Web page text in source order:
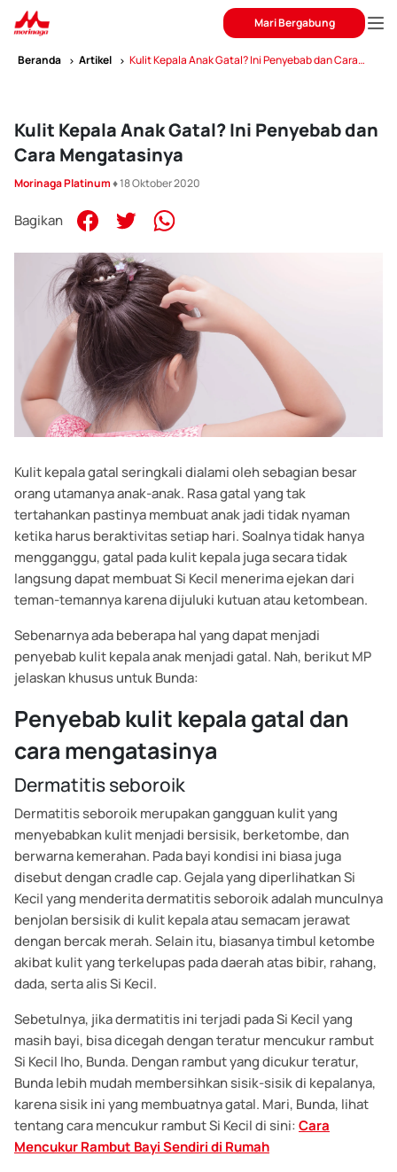
Mari Bergabung
Beranda Artikel
Kulit Kepala Anak Gatal? Ini Penyebab dan Cara
Kulit Kepala Anak Gatal? Ini Penyebab dan
Cara Mengatasinya
Morinaga Platinum♦ 18 Oktober 2020
Bagikan
Kulit kepala gatal seringkali dialami oleh sebagian besar
orang utamanya anak-anak. Rasa gatal yang tak
tertahankan pastinya membuat anak jadi tidak nyaman
ketika harus beraktivitas setiap hari. Soalnya tidak hanya
mengganggu, gatal pada kulit kepala juga secara tidak
langsung dapat membuat Si Kecil menerima ejekan dari
teman-temannya karena dijuluki kutuan atau ketombean.
Sebenarnya ada beberapa hal yang dapat menjadi
penyebab kulit kepala anak menjadi gatal. Nah, berikut MP
jelaskan khusus untuk Bunda:
Penyebab kulit kepala gatal dan
cara mengatasinya
Dermatitis seboroik
Dermatitis seboroik merupakan gangguan kulit yang
menyebabkan kulit menjadi bersisik, berketombe, dan
berwarna kemerahan. Pada bayi kondisi ini biasa juga
disebut dengan cradle cap. Gejala yang diperlihatkan Si
Kecil yang menderita dermatitis seboroik adalah munculnya
benjolan bersisik di kulit kepala atau semacam jerawat
dengan bercak merah. Selain itu, biasanya timbul ketombe
akibat kulit yang terkelupas pada daerah atas bibir, rahang,
dada, serta alis Si Kecil.
Sebetulnya, jika dermatitis ini terjadi pada Si Kecil yang
masih bayi, bisa dicegah dengan teratur mencukur rambut
Si Kecil lho, Bunda. Dengan rambut yang dicukur teratur,
Bunda lebih mudah membersihkan sisik-sisik di kepalanya,
karena sisik ini yang membuatnya gatal. Mari, Bunda, lihat
tentang cara mencukur rambut Si Kecil di sini:Cara
Mencukur Rambut Bayi Sendiri di Rumah